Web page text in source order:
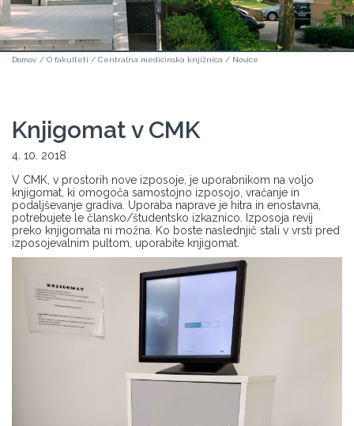
Domov / O fakulteti / Centralna medicinska knjižnica / Novice
Knjigomat v CMK
4. 10. 2018
V CMK, v prostorih nove izposoje, je uporabnikom na voljo
knjigomat, ki omogoča samostojno izposojo, vračanje in
podaljševanje gradiva. Uporaba naprave je hitra in enostavna,
potrebujete le člansko/študentsko izkaznico. Izposoja revij
preko knjigomata ni možna. Ko boste naslednjič stali v vrsti pred
izposojevalnim pultom, uporabite knjigomat.